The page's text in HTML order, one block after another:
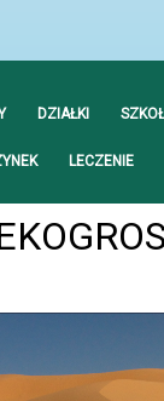
DZIAŁKI
LECZENIE